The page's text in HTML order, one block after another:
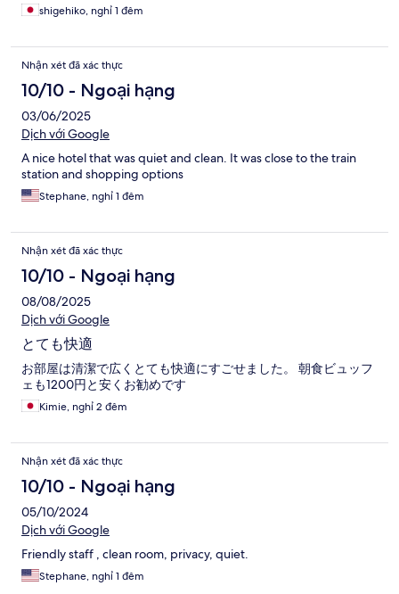
shigehiko, nghỉ 1 đêm
Nhận xét đã xác thực
10/10 - Ngoại hạng
03/06/2025
Dịch với Google
A nice hotel that was quiet and clean. It was close to the train
station and shopping options
Stephane, nghỉ 1 đêm
Nhận xét đã xác thực
10/10 - Ngoại hạng
08/08/2025
Dịch với Google
とても快適
お部屋は清潔で広くとても快適にすごせました。 朝食ビュッフ
ェも1200円と安くお勧めです
Kimie, nghỉ 2 đêm
Nhận xét đã xác thực
10/10 - Ngoại hạng
05/10/2024
Dịch với Google
Friendly staff , clean room, privacy, quiet.
Stephane, nghỉ 1 đêm